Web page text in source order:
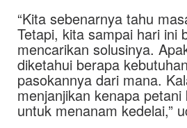
“Kita sebenarnya tahu
Tetapi, kita sampai hari ini
mencarikan solusinya.
diketahui berapa
pasokannya dari mana.
menjanjikan kenapa
untuk menanam kedelai,”